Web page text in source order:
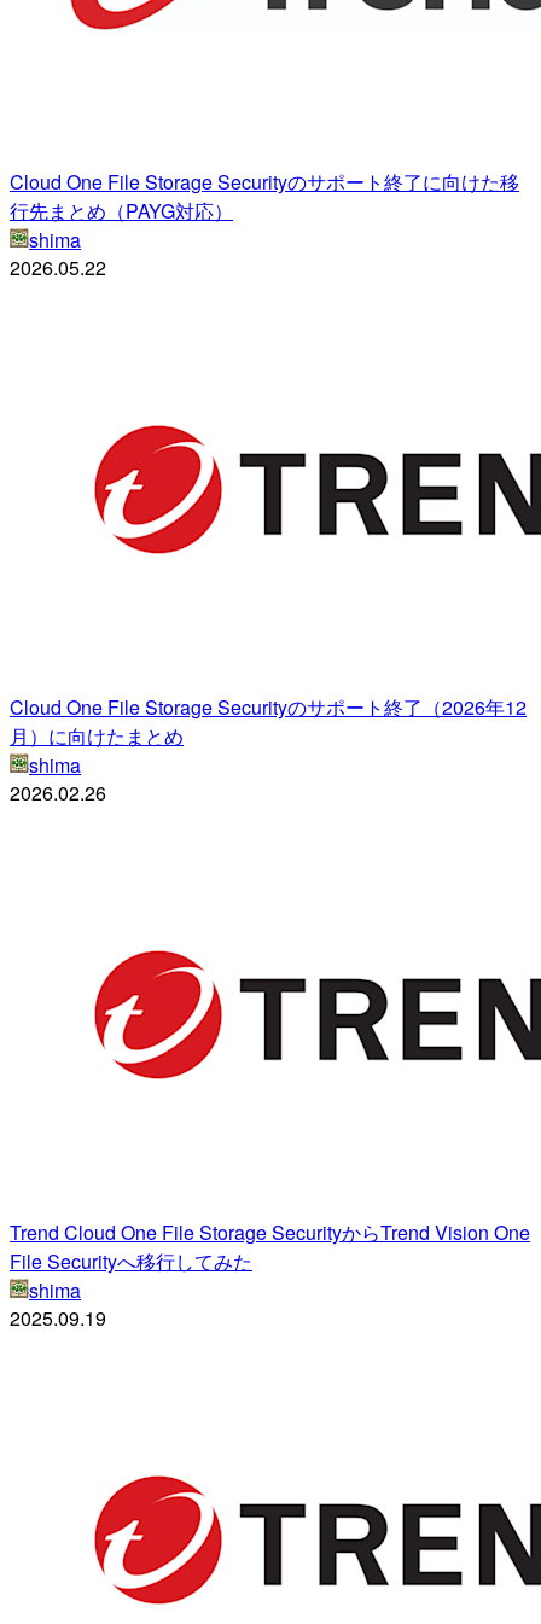
Cloud One File Storage Securityのサポート終了に向けた移
行先まとめ（PAYG対応）
shima
2026.05.22
Cloud One File Storage Securityのサポート終了（2026年12
月）に向けたまとめ
shima
2026.02.26
Trend Cloud One File Storage SecurityからTrend Vision One
File Securityへ移行してみた
shima
2025.09.19